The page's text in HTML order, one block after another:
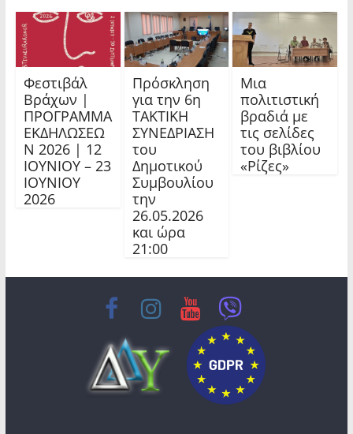
Φεστιβάλ
Βράχων |
ΠΡΟΓΡΑΜΜΑ
ΕΚΔΗΛΩΣΕΩ
Ν 2026 | 12
ΙΟΥΝΙΟΥ – 23
ΙΟΥΝΙΟΥ
2026
Πρόσκληση
για την 6η
ΤΑΚΤΙΚΗ
ΣΥΝΕΔΡΙΑΣΗ
του
Δημοτικού
Συμβουλίου
την
26.05.2026
και ώρα
21:00
Μια
πολιτιστική
βραδιά με
τις σελίδες
του βιβλίου
«Ρίζες»